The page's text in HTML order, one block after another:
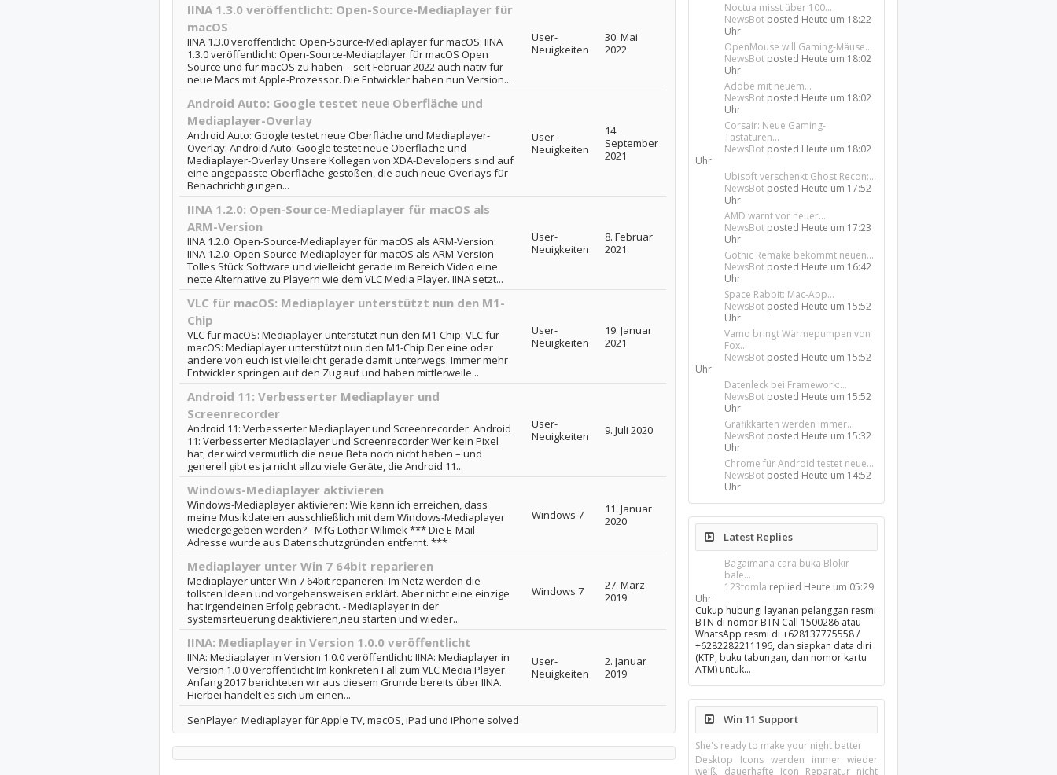
IINA 1.3.0 veröffentlicht: Open-Source-Mediaplayer für
macOS
IINA 1.3.0 veröffentlicht: Open-Source-Mediaplayer für macOS: IINA
1.3.0 veröffentlicht: Open-Source-Mediaplayer für macOS Open
Source und für macOS zu haben – seit Februar 2022 auch nativ für
neue Macs mit Apple-Prozessor. Die Entwickler haben nun Version...
User-
Neuigkeiten
30. Mai
2022
Android Auto: Google testet neue Oberfläche und
Mediaplayer-Overlay
Android Auto: Google testet neue Oberfläche und Mediaplayer-
Overlay: Android Auto: Google testet neue Oberfläche und
Mediaplayer-Overlay Unsere Kollegen von XDA-Developers sind auf
eine angepasste Oberfläche gestoßen, die auch neue Overlays für
Benachrichtigungen...
User-
Neuigkeiten
14.
September
2021
IINA 1.2.0: Open-Source-Mediaplayer für macOS als
ARM-Version
IINA 1.2.0: Open-Source-Mediaplayer für macOS als ARM-Version:
IINA 1.2.0: Open-Source-Mediaplayer für macOS als ARM-Version
Tolles Stück Software und vielleicht gerade im Bereich Video eine
nette Alternative zu Playern wie dem VLC Media Player. IINA setzt...
User-
Neuigkeiten
8. Februar
2021
VLC für macOS: Mediaplayer unterstützt nun den M1-
Chip
VLC für macOS: Mediaplayer unterstützt nun den M1-Chip: VLC für
macOS: Mediaplayer unterstützt nun den M1-Chip Der eine oder
andere von euch ist vielleicht gerade damit unterwegs. Immer mehr
Entwickler springen auf den Zug auf und haben mittlerweile...
User-
Neuigkeiten
19. Januar
2021
Android 11: Verbesserter Mediaplayer und
Screenrecorder
Android 11: Verbesserter Mediaplayer und Screenrecorder: Android
11: Verbesserter Mediaplayer und Screenrecorder Wer kein Pixel
hat, der wird vermutlich die neue Beta noch nicht haben – und
generell gibt es ja nicht allzu viele Geräte, die Android 11...
User-
Neuigkeiten
9. Juli 2020
Windows-Mediaplayer aktivieren
Windows-Mediaplayer aktivieren: Wie kann ich erreichen, dass
meine Musikdateien ausschließlich mit dem Windows-Mediaplayer
wiedergegeben werden? - MfG Lothar Wilimek *** Die E-Mail-
Adresse wurde aus Datenschutzgründen entfernt. ***
Windows 7
11. Januar
2020
Mediaplayer unter Win 7 64bit reparieren
Mediaplayer unter Win 7 64bit reparieren: Im Netz werden die
tollsten Ideen und vorgehensweisen erklärt. Aber nicht eine einzige
hat irgendeinen Erfolg gebracht. - Mediaplayer in der
systemsrteuerung deaktivieren,neu starten und wieder...
Windows 7
27. März
2019
IINA: Mediaplayer in Version 1.0.0 veröffentlicht
IINA: Mediaplayer in Version 1.0.0 veröffentlicht: IINA: Mediaplayer in
Version 1.0.0 veröffentlicht Im konkreten Fall zum VLC Media Player.
Anfang 2017 berichteten wir aus diesem Grunde bereits über IINA.
Hierbei handelt es sich um einen...
User-
Neuigkeiten
2. Januar
2019
SenPlayer: Mediaplayer für Apple TV, macOS, iPad und iPhone solved
Noctua misst über 100...
NewsBot posted Heute um 18:22
Uhr
OpenMouse will Gaming-Mäuse...
NewsBot posted Heute um 18:02
Uhr
Adobe mit neuem...
NewsBot posted Heute um 18:02
Uhr
Corsair: Neue Gaming-
Tastaturen...
NewsBot posted Heute um 18:02
Uhr
Ubisoft verschenkt Ghost Recon:...
NewsBot posted Heute um 17:52
Uhr
AMD warnt vor neuer...
NewsBot posted Heute um 17:23
Uhr
Gothic Remake bekommt neuen...
NewsBot posted Heute um 16:42
Uhr
Space Rabbit: Mac-App...
NewsBot posted Heute um 15:52
Uhr
Vamo bringt Wärmepumpen von
Fox...
NewsBot posted Heute um 15:52
Uhr
Datenleck bei Framework:...
NewsBot posted Heute um 15:52
Uhr
Grafikkarten werden immer...
NewsBot posted Heute um 15:32
Uhr
Chrome für Android testet neue...
NewsBot posted Heute um 14:52
Uhr
Latest Replies
Bagaimana cara buka Blokir
bale...
123tomla replied Heute um 05:29
Uhr
Cukup hubungi layanan pelanggan resmi
BTN di nomor BTN Call 1500286 atau
WhatsApp resmi di +628137775558 /
+6282282211196, dan siapkan data diri
(KTP, buku tabungan, dan nomor kartu
ATM) untuk…
Win 11 Support
She's ready to make your night better
Desktop Icons werden immer wieder
weiß, dauerhafte Icon Reparatur nicht